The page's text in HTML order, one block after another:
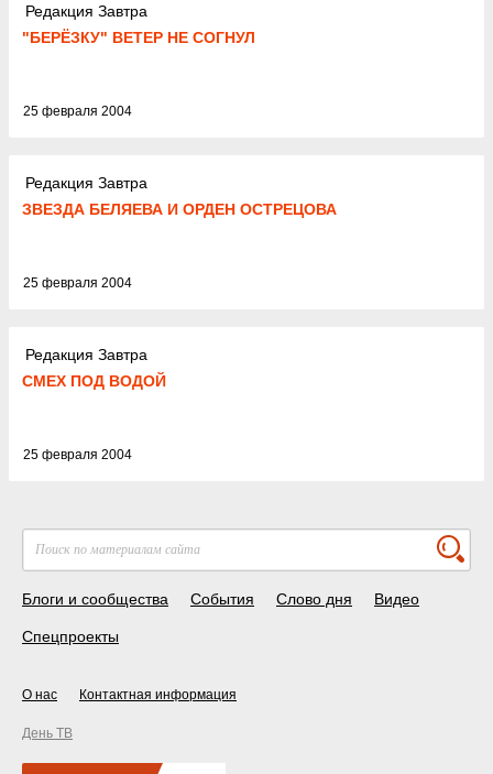
Редакция Завтра
"БЕРЁЗКУ" ВЕТЕР НЕ СОГНУЛ
25 февраля 2004
Редакция Завтра
ЗВЕЗДА БЕЛЯЕВА И ОРДЕН ОСТРЕЦОВА
25 февраля 2004
Редакция Завтра
СМЕХ ПОД ВОДОЙ
25 февраля 2004
Блоги и сообщества События Слово дня Видео
Спецпроекты
О нас Контактная информация
День ТВ